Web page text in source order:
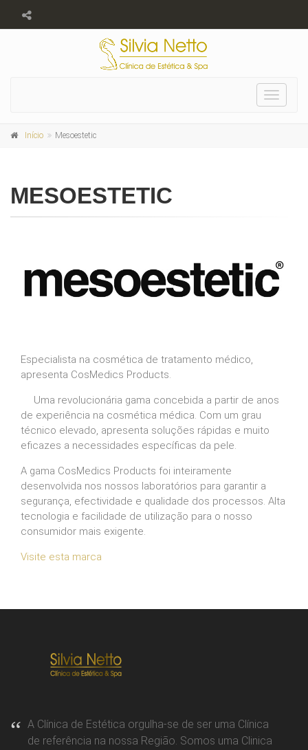
Toggle
Início Mesoestetic
MESOESTETIC
Especialista na cosmética de tratamento médico,
apresenta CosMedics Products.
Uma revolucionária gama concebida a partir de anos
de experiência na cosmética médica. Com um grau
técnico elevado, apresenta soluções rápidas e muito
eficazes a necessidades específicas da pele.
A gama CosMedics Products foi inteiramente
desenvolvida nos nossos laboratórios para garantir a
segurança, efectividade e qualidade dos processos. Alta
tecnologia e facilidade de utilização para o nosso
consumidor mais exigente.
Visite esta marca
A Clínica de Estética orgulha-se de ser uma Clínica
de referência na nossa Região. Somos uma Clinica